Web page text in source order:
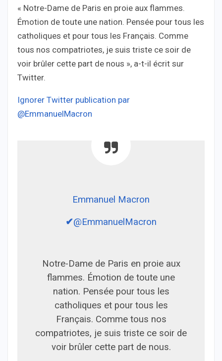
« Notre-Dame de Paris en proie aux flammes.
Émotion de toute une nation. Pensée pour tous les
catholiques et pour tous les Français. Comme
tous nos compatriotes, je suis triste ce soir de
voir brûler cette part de nous », a-t-il écrit sur
Twitter.
Ignorer Twitter publication par
@EmmanuelMacron
Emmanuel Macron
✔@EmmanuelMacron
Notre-Dame de Paris en proie aux
flammes. Émotion de toute une
nation. Pensée pour tous les
catholiques et pour tous les
Français. Comme tous nos
compatriotes, je suis triste ce soir de
voir brûler cette part de nous.